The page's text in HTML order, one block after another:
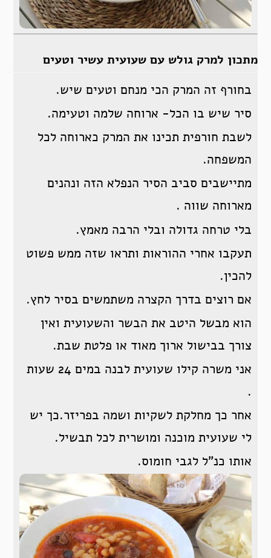
מתכון למרק גולש עם שעועית עשיר וטעים
בחורף זה המרק הכי מנחם וטעים שיש.
סיר שיש בו הכל- ארוחה שלמה וטעימה.
לשבת חורפית תכינו את המרק כארוחה לכל
המשפחה.
מתיישבים סביב הסיר הנפלא הזה ונהנים
מארוחה שווה .
בלי טרחה גדולה ובלי הרבה מאמץ.
תעקבו אחרי ההוראות ותראו שזה ממש פשוט
להכין.
אם רוצים בדרך הקצרה משתמשים בסיר לחץ.
הוא מבשל היטב את הבשר והשעועית ואין
צורך בבישול ארוך מאוד או פלטת שבת.
אני משרה קילו שעועית לבנה במים 24 שעות
.
אחר כך מחלקת לשקיות ושמה בפריזר.כך יש
לי שעועית מוכנה ומושרית לכל תבשיל.
אותו כנ”ל לגבי חומוס.